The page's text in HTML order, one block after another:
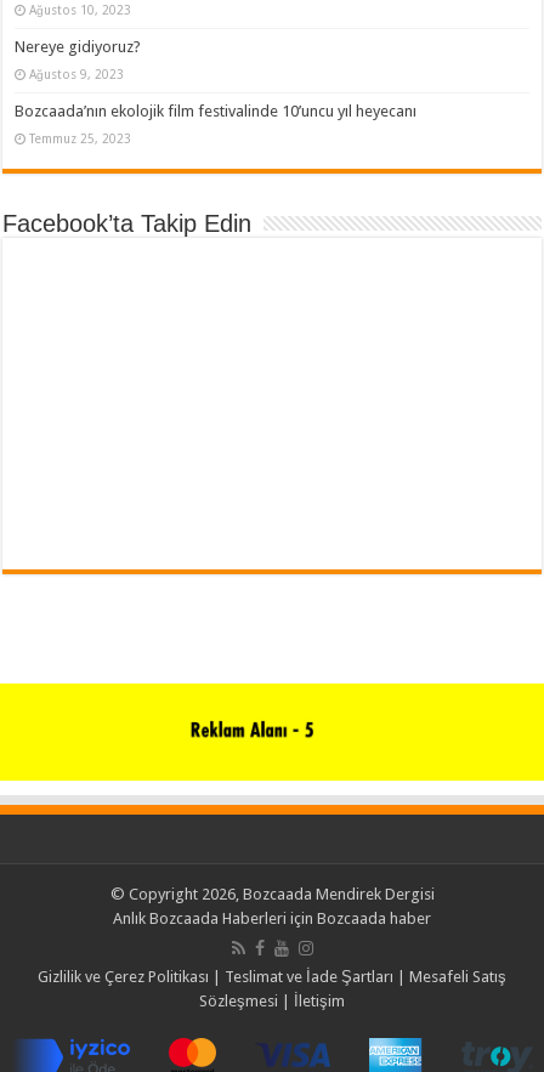
Ağustos 10, 2023
Nereye gidiyoruz?
Ağustos 9, 2023
Bozcaada’nın ekolojik film festivalinde 10’uncu yıl heyecanı
Temmuz 25, 2023
Facebook’ta Takip Edin
© Copyright 2026, Bozcaada Mendirek Dergisi
Anlık Bozcaada Haberleri için Bozcaada haber
Gizlilik ve Çerez Politikası Teslimat ve İade Şartları
Mesafeli Satış
Sözleşmesi
İletişim